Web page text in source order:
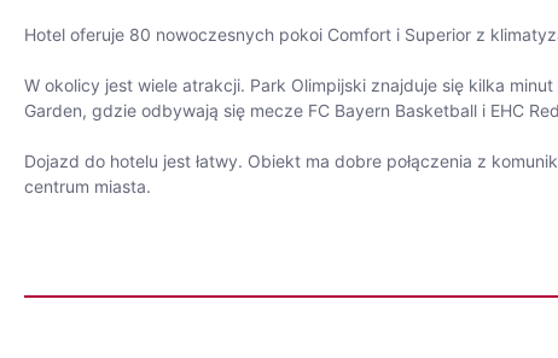
Hotel oferuje 80 nowoczesnych pokoi Comfort i Superior z
W okolicy jest wiele atrakcji. Park Olimpijski znajduje się kilka
Garden, gdzie odbywają się mecze FC Bayern Basketball i EHC
Dojazd do hotelu jest łatwy. Obiekt ma dobre połączenia z
centrum miasta.